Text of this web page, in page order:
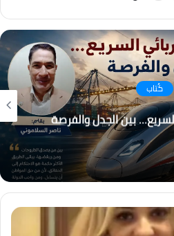
كُتاب
إلى الاحتراق ، هل أصبح
الكوارث المناخية؟